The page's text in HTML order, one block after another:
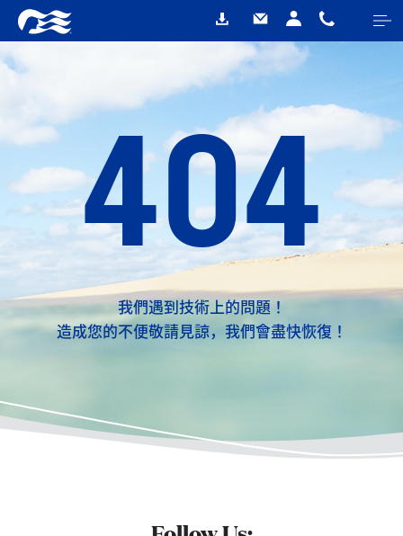
404
我們遇到技術上的問題！
造成您的不便敬請見諒，我們會盡快恢復！